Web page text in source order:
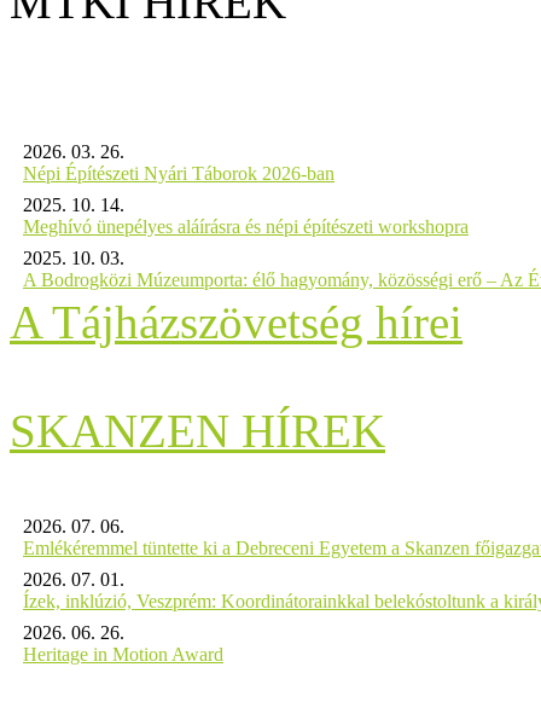
2026. 03. 26.
Népi Építészeti Nyári Táborok 2026-ban
2025. 10. 14.
Meghívó ünepélyes aláírásra és népi építészeti workshopra
2025. 10. 03.
A Bodrogközi Múzeumporta: élő hagyomány, közösségi erő – Az
A Tájházszövetség hírei
SKANZEN HÍREK
2026. 07. 06.
Emlékéremmel tüntette ki a Debreceni Egyetem a Skanzen
2026. 07. 01.
Ízek, inklúzió, Veszprém: Koordinátorainkkal belekóstoltunk a
2026. 06. 26.
Heritage in Motion Award